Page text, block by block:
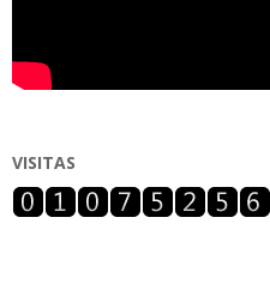
VISITAS